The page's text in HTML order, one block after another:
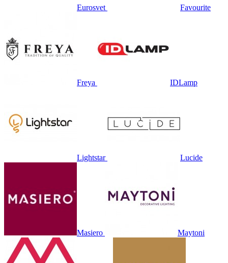
Eurosvet Favourite
Freya IDLamp
Lightstar Lucide
Masiero Maytoni